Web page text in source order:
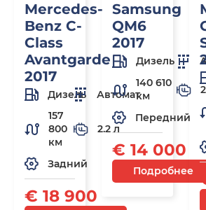
Mercedes-
Benz C-
Class
Avantgarde
2017
Дизель
Автомат
157
800
км
2.2 л
Задний
€ 18 900
Samsung
QM6
2017
Дизель
140 610
км
Передний
€ 14 000
Подробнее